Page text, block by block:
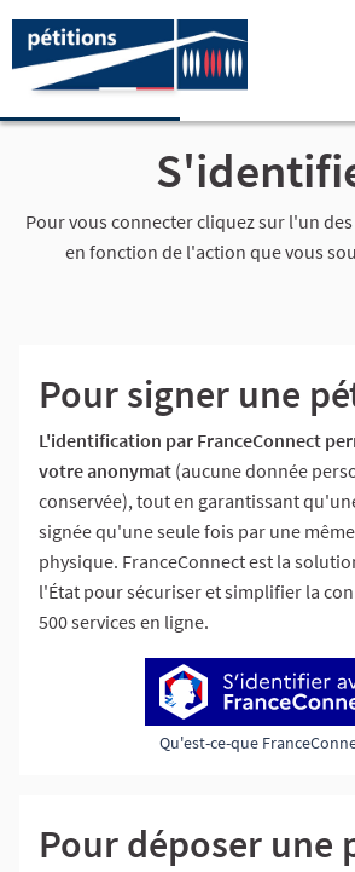
Pour vous connecter cliquez sur l'un
en fonction de l'action que vous
Pour signer une
L'identification par FranceConnect
votre anonymat (aucune donnée
conservée), tout en garantissant
signée qu'une seule fois par une
physique. FranceConnect est la
l'État pour sécuriser et simplifier la
500 services en ligne.
Qu'est-ce-que
Pour déposer une